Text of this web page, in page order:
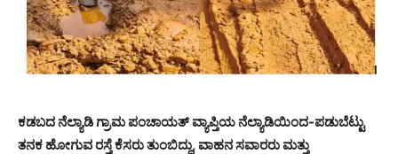
ಕಡಬದ ನೆಲ್ಯಾಡಿ ಗ್ರಾಮ ಪಂಚಾಯತ್ ವ್ಯಾಪ್ತಿಯ ನೆಲ್ಯಾಡಿಯಿಂದ-ಪಡುಬೆಟ್ಟು
ತನಕ ಹೋಗುವ ರಸ್ತೆ ಕೆಸರು ತುಂಬಿದ್ದು, ವಾಹನ ಸವಾರರು ಮತ್ತು